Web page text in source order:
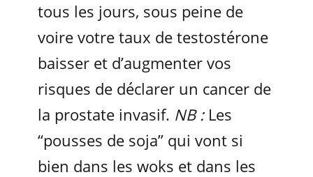
tous les jours, sous peine de
voire votre taux de testostérone
baisser et d’augmenter vos
risques de déclarer un cancer de
la prostate invasif. NB :Les
“pousses de soja” qui vont si
bien dans les woks et dans les